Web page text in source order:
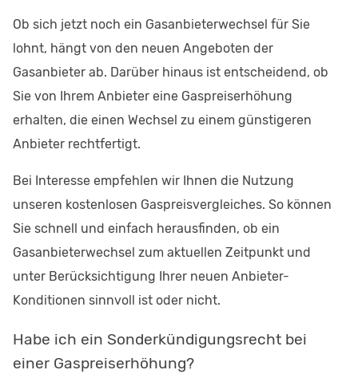
Ob sich jetzt noch ein Gasanbieterwechsel für Sie
lohnt, hängt von den neuen Angeboten der
Gasanbieter ab. Darüber hinaus ist entscheidend, ob
Sie von Ihrem Anbieter eine Gaspreiserhöhung
erhalten, die einen Wechsel zu einem günstigeren
Anbieter rechtfertigt.
Bei Interesse empfehlen wir Ihnen die Nutzung
unseren kostenlosen Gaspreisvergleiches. So können
Sie schnell und einfach herausfinden, ob ein
Gasanbieterwechsel zum aktuellen Zeitpunkt und
unter Berücksichtigung Ihrer neuen Anbieter-
Konditionen sinnvoll ist oder nicht.
Habe ich ein Sonderkündigungsrecht bei
einer Gaspreiserhöhung?